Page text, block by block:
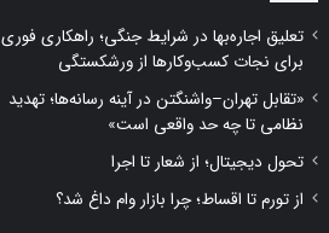
تعلیق اجاره‌بها در شرایط جنگی؛ راهکاری فوری
برای نجات کسب‌وکارها از ورشکستگی
«تقابل تهران–واشنگتن در آینه رسانه‌ها؛ تهدید
نظامی تا چه حد واقعی است»
تحول دیجیتال؛ از شعار تا اجرا
از تورم تا اقساط؛ چرا بازار وام داغ شد؟